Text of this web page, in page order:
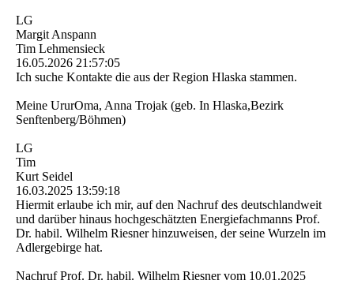
LG
Margit Anspann
Tim Lehmensieck
16.05.2026 21:57:05
Ich suche Kontakte die aus der Region Hlaska stammen.
Meine UrurOma, Anna Trojak (geb. In Hlaska,Bezirk
Senftenberg/Böhmen)
LG
Tim
Kurt Seidel
16.03.2025 13:59:18
Hiermit erlaube ich mir, auf den Nachruf des deutschlandweit
und darüber hinaus hochgeschätzten Energiefachmanns Prof.
Dr. habil. Wilhelm Riesner hinzuweisen, der seine Wurzeln im
Adlergebirge hat.
Nachruf Prof. Dr. habil. Wilhelm Riesner vom 10.01.2025